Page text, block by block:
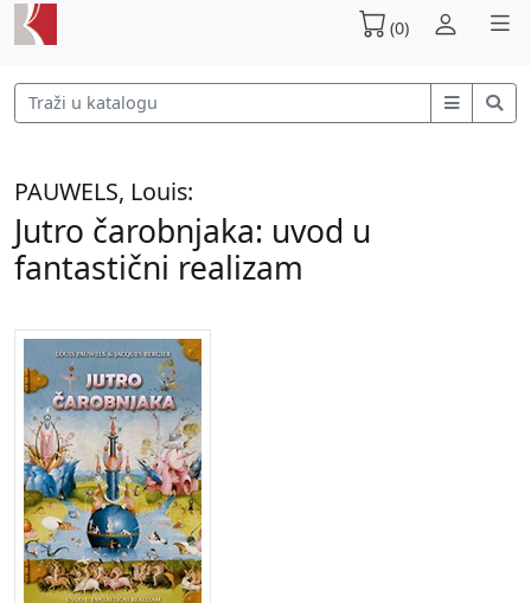
(0)
PAUWELS, Louis:
Jutro čarobnjaka: uvod u
fantastični realizam